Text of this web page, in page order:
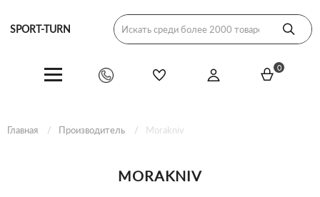
SPORT-TURN
0
Главная Производитель Morakniv
MORAKNIV